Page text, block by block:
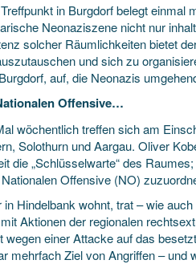
in Burgdorf belegt einmal
Neonaziszene nicht nur
solcher Räumlichkeiten bietet
und sich zu
auf, die Neonazis
Offensive…
wöchentlich treffen sich am
Solothurn und Aargau. Oliver
die „Schlüsselwarte“ des
Offensive (NO)
Hindelbank wohnt, trat – wie
Aktionen der regionalen
wegen einer Attacke auf das
mehrfach Ziel von Angriffen – und